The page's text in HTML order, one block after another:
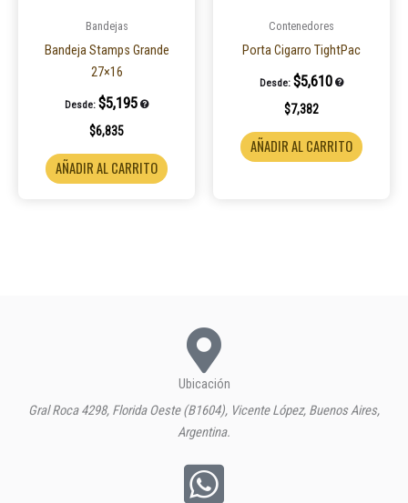
Bandejas
Bandeja Stamps Grande
27×16
Desde: $5,195
$6,835
AÑADIR AL CARRITO
Contenedores
Porta Cigarro TightPac
Desde: $5,610
$7,382
AÑADIR AL CARRITO
Ubicación
Gral Roca 4298, Florida Oeste (B1604), Vicente López, Buenos Aires,
Argentina.